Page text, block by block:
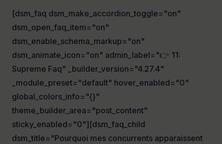
[dsm_faq dsm_make_accordion_toggle="on"
dsm_open_faq_item="on"
dsm_enable_schema_markup="on"
dsm_animate_icon="on" admin_label="👉 11:
Supreme Faq" _builder_version="4.27.4"
_module_preset="default" hover_enabled="0"
global_colors_info="{}"
theme_builder_area="post_content"
sticky_enabled="0"][dsm_faq_child
dsm_title="Pourquoi mes concurrents apparaissent